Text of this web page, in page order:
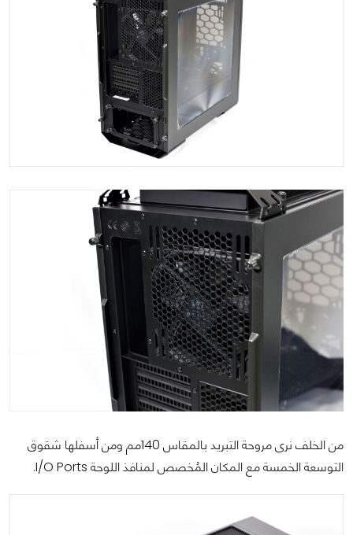
من الخلف نرى مروحة التبريد بالمقاس 140مم ومن أسفلها شقوق
التوسعة الخمسة مع المكان المُخصص لمنافذ اللوحة I/O Ports.